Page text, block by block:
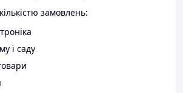
замовлень:
і саду